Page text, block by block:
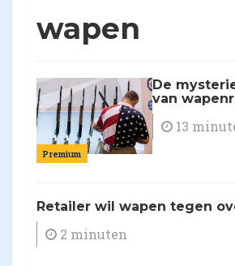
wapen
Premium
De
van
13
Retailer wil wapen tegen
2 minuten